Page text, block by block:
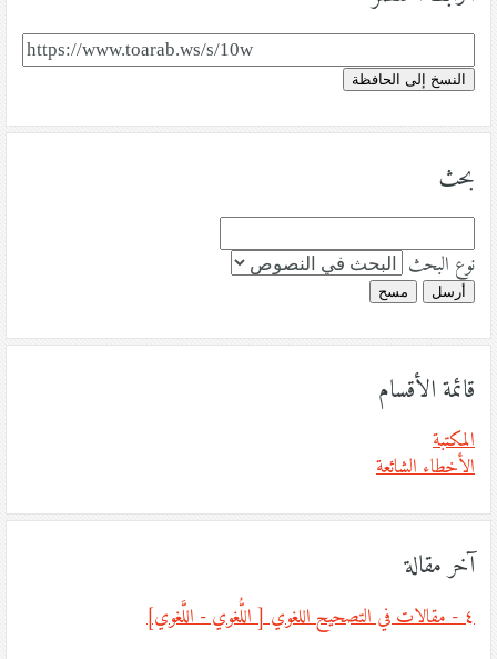
النسخ إلى الحافظة
بحث
نوع البحث
أرسل مسح
قائمة الأقسام
المكتبة
الأخطاء الشائعة
آخر مقالة
٤ - مقالات في التصحيح اللغوي [ اللُّغوي - اللَّغوي]